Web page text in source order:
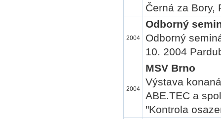
Černá za Bory,
2004
Odborný
Odborný
10. 2004
2004
MSV Brno
Výstava
ABE.TEC a
"Kontrola